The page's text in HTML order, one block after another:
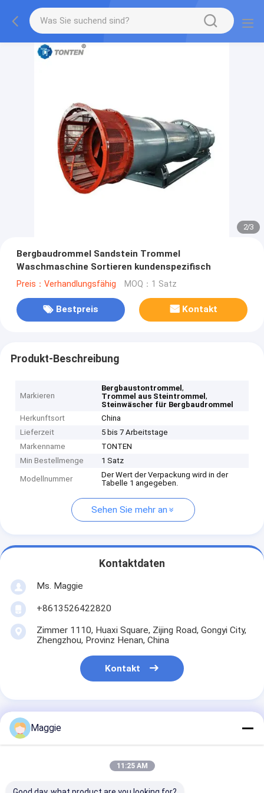
2/3
Bergbaudrommel Sandstein Trommel
Waschmaschine Sortieren kundenspezifisch
Preis：Verhandlungsfähig MOQ：1 Satz
Bestpreis Kontakt
Produkt-Beschreibung
Markieren
Bergbaustontrommel,
Trommel aus Steintrommel,
Steinwäscher für Bergbaudrommel
Herkunftsort
China
Lieferzeit
5 bis 7 Arbeitstage
Markenname
TONTEN
Min Bestellmenge
1 Satz
Modellnummer
Der Wert der Verpackung wird in der
Tabelle 1 angegeben.
Sehen Sie mehr an
Kontaktdaten
Ms. Maggie
+8613526422820
Zimmer 1110, Huaxi Square, Zijing Road, Gongyi City,
Zhengzhou, Provinz Henan, China
Kontakt
Erhalten Sie Den Besten Preis Für
Bergbaudrommel Sandstein
Maggie
11:25 AM